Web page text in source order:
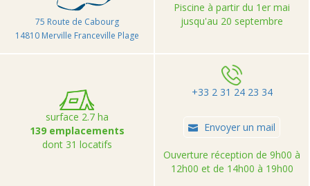
75 Route de Cabourg
14810 Merville Franceville Plage
Piscine à partir du 1er mai
jusqu'au 20 septembre
surface 2.7 ha
139 emplacements
dont 31 locatifs
+33 2 31 24 23 34
Envoyer un mail
Ouverture réception de 9h00 à
12h00 et de 14h00 à 19h00